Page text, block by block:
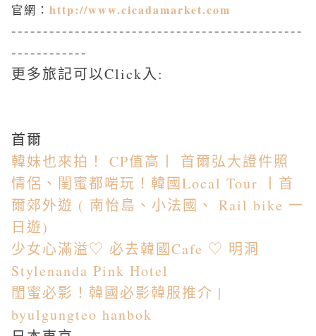
官網： http://www.cicadamarket.com
----------------------------------------------
------------
更多旅記可以Click入:
首爾
韓妹也來拍！ CP值高丨 首爾弘大證件照
情侶、閨蜜都啱玩！韓國Local Tour 丨首
爾郊外遊 ( 南怡島、小法國、 Rail bike 一
日遊)
少女心滿溢♡ 必去韓國Cafe ♡ 明洞
Stylenanda Pink Hotel
閨蜜必影！韓國必影韓服推介 |
byulgungteo hanbok